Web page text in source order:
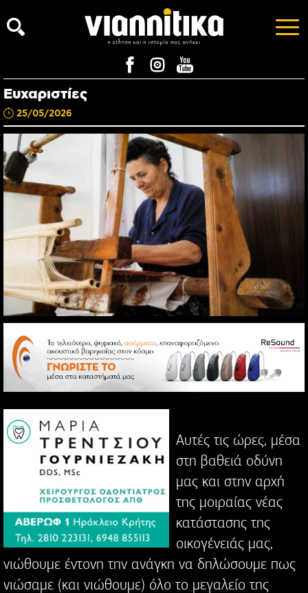
Ευχαριστίες
25/05/2026
Αυτές τις ώρες, μέσα
στη βαθειά οδύνη
μας και στην αρχή
της μοιραίας νέας
κατάστασης της
οικογένειάς μας,
νιώθουμε έντονη την ανάγκη να δηλώσουμε πως
νιώσαμε (και νιώθουμε) όλο το μεγαλείο της